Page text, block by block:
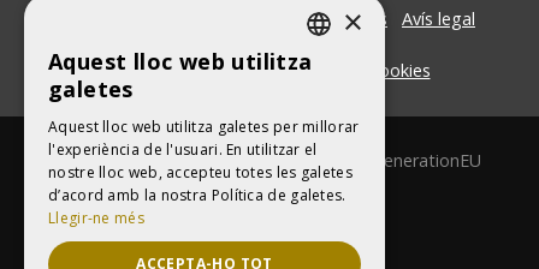
Política de Protecció de Dades Avís legal
Termes i condicions Política de cookies
Financiado por la Unión Europea - NextGenerationEU
CATALAN
×
Aquest lloc web utilitza
galetes
Aquest lloc web utilitza galetes per millorar
l'experiència de l'usuari. En utilitzar el
nostre lloc web, accepteu totes les galetes
d’acord amb la nostra Política de galetes.
Llegir-ne més
ACCEPTA-HO TOT